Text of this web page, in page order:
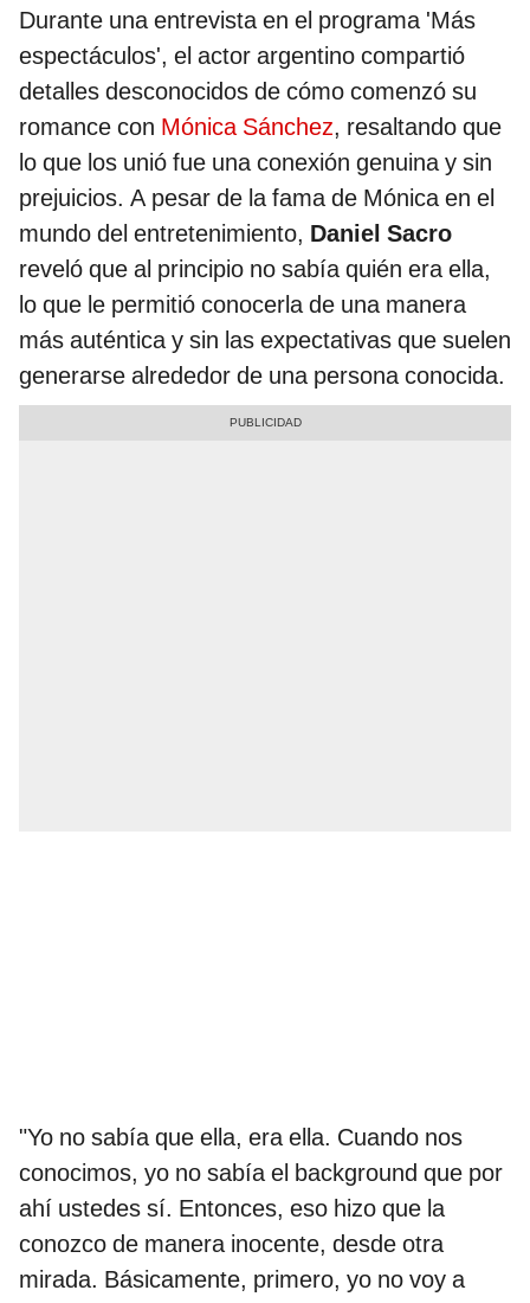
Durante una entrevista en el programa 'Más
espectáculos', el actor argentino compartió
detalles desconocidos de cómo comenzó su
romance con Mónica Sánchez, resaltando que
lo que los unió fue una conexión genuina y sin
prejuicios. A pesar de la fama de Mónica en el
mundo del entretenimiento, Daniel Sacro
reveló que al principio no sabía quién era ella,
lo que le permitió conocerla de una manera
más auténtica y sin las expectativas que suelen
generarse alrededor de una persona conocida.
"Yo no sabía que ella, era ella. Cuando nos
conocimos, yo no sabía el background que por
ahí ustedes sí. Entonces, eso hizo que la
conozco de manera inocente, desde otra
mirada. Básicamente, primero, yo no voy a